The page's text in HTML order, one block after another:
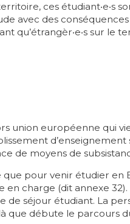
ces étudiant‧e‧s
avec des
qu’étrangèr‧e‧s sur le
union européenne
de moyens de
pour venir étudier en
en charge (dit annexe
séjour étudiant. La
que débute le parcours